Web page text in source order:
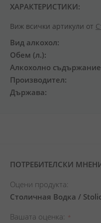
ХАРАКТЕРИСТИКИ:
Виж всички артикули от
Вид алкохол
Обем (л.)
Алкохолно съдържание
Производител
Държава
ПОТРЕБИТЕЛСКИ
Оцени продукта:
Столичная Водка /
Вашата оценка